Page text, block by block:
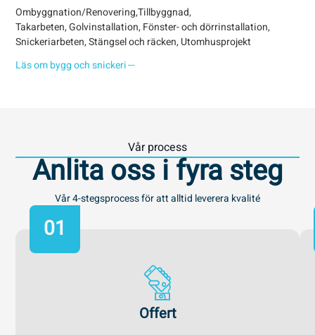
Ombyggnation/Renovering,Tillbyggnad,
Takarbeten, Golvinstallation, Fönster- och dörrinstallation,
Snickeriarbeten, Stängsel och räcken, Utomhusprojekt
Läs om bygg och snickeri
Vår process
Anlita oss i fyra steg
Vår 4-stegsprocess för att alltid leverera kvalité
Offert
01